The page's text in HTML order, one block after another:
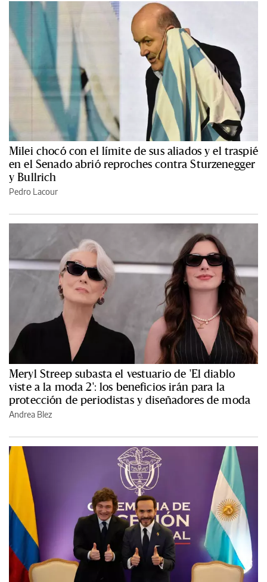
Milei chocó con el límite de sus aliados y el traspié
en el Senado abrió reproches contra Sturzenegger
y Bullrich
Pedro Lacour
Meryl Streep subasta el vestuario de 'El diablo
viste a la moda 2': los beneficios irán para la
protección de periodistas y diseñadores de moda
Andrea Blez